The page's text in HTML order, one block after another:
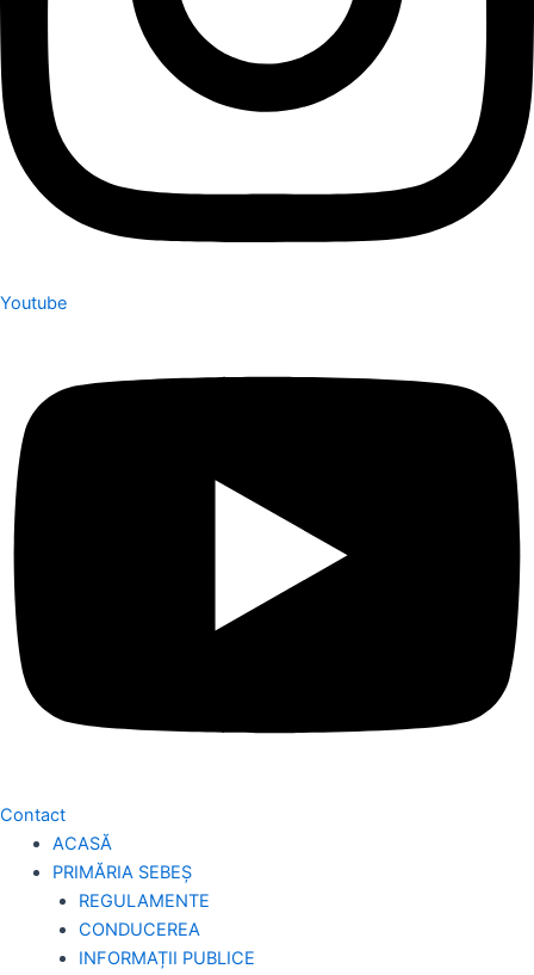
Youtube
Contact
ACASĂ
PRIMĂRIA SEBEȘ
REGULAMENTE
CONDUCEREA
INFORMAȚII PUBLICE